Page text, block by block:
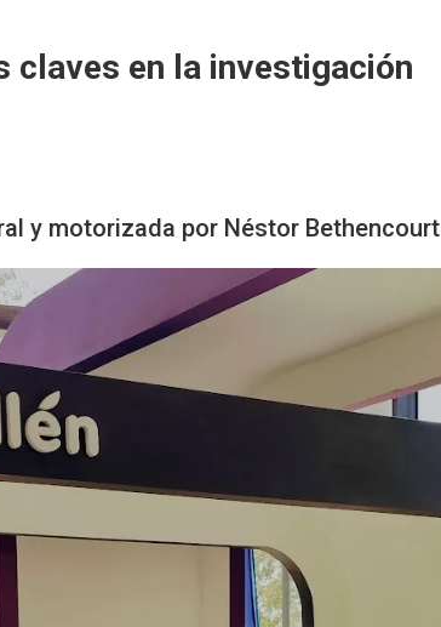
claves en la investigación
y motorizada por Néstor Bethencourt